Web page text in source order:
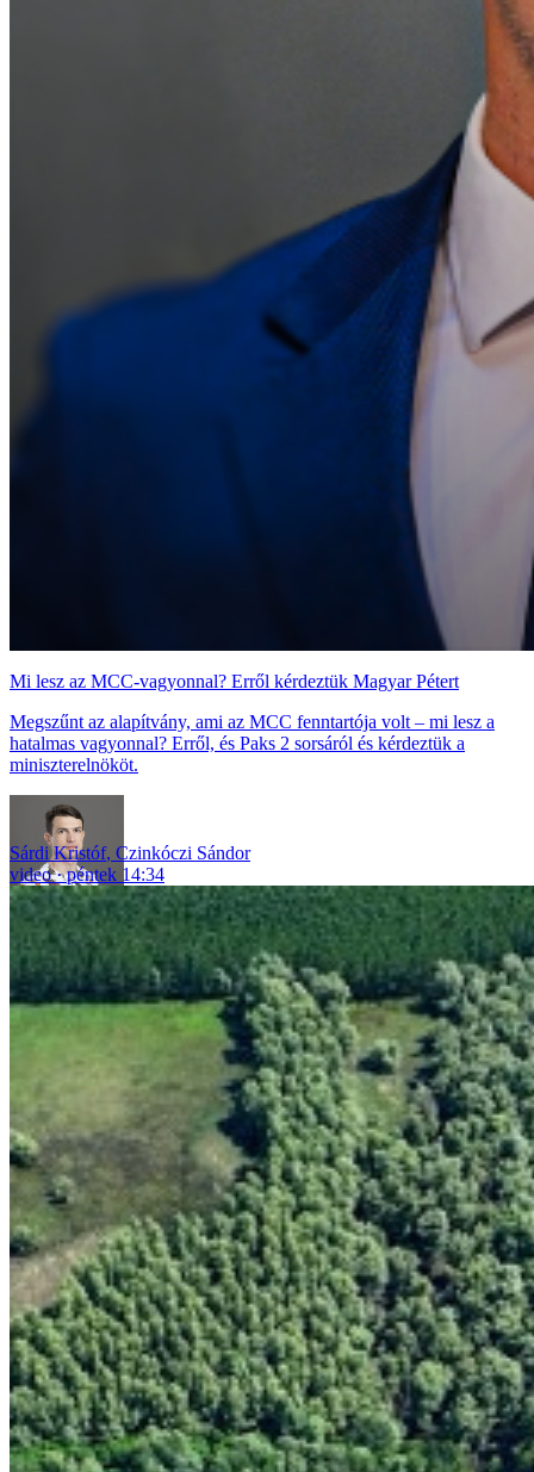
Mi lesz az MCC-vagyonnal? Erről kérdeztük Magyar Pétert
Megszűnt az alapítvány, ami az MCC fenntartója volt – mi lesz a
hatalmas vagyonnal? Erről, és Paks 2 sorsáról és kérdeztük a
miniszterelnököt.
Sárdi Kristóf, Czinkóczi Sándor
video
péntek 14:34